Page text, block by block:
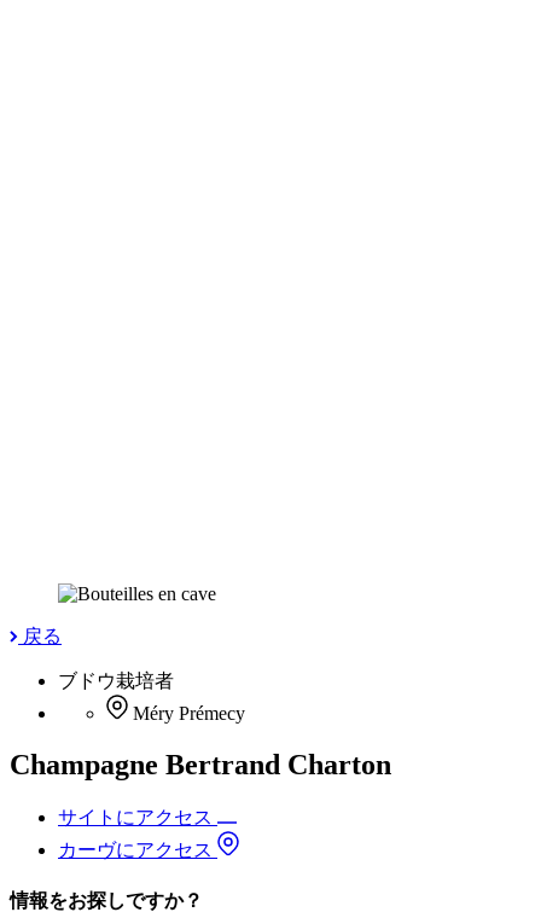
戻る
ブドウ栽培者
Méry Prémecy
Champagne Bertrand Charton
サイトにアクセス
カーヴにアクセス
情報をお探しですか？